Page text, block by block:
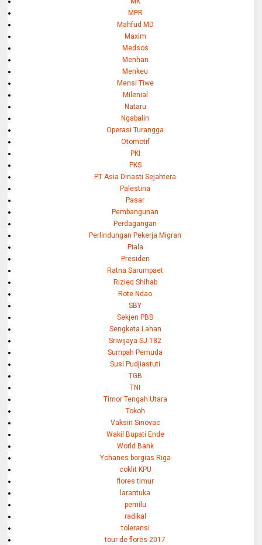
MPR
Mahfud MD
Maxim
Medsos
Menhan
Menkeu
Mensi Tiwe
Milenial
Nataru
Ngabalin
Operasi Turangga
Otomotif
PKI
PKS
PT Asia Dinasti Sejahtera
Palestina
Pasar
Pembangunan
Perdagangan
Perlindungan Pekerja Migran
Piala
Presiden
Ratna Sarumpaet
Rizieq Shihab
Rote Ndao
SBY
Sekjen PBB
Sengketa Lahan
Sriwijaya SJ-182
Sumpah Pemuda
Susi Pudjiastuti
TGB
TNI
Timor Tengah Utara
Tokoh
Vaksin Sinovac
Wakil Bupati Ende
World Bank
Yohanes borgias Riga
coklit KPU
flores timur
larantuka
pemilu
radikal
toleransi
tour de flores 2017